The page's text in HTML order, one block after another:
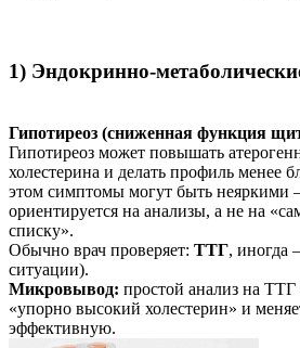
1) Эндокринно-
Гипотиреоз (сниженная функция
Гипотиреоз может повышать
холестерина и делать профиль менее
этом симптомы могут быть неяркими
ориентируется на анализы, а не на
списку».
Обычно врач проверяет: ТТГ, иногда
ситуации).
Микровывод: простой анализ на ТТГ
«упорно высокий холестерин» и
эффективную.